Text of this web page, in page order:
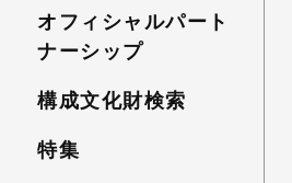
オフィシャルパート
ナーシップ
構成文化財検索
特集